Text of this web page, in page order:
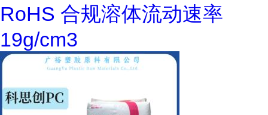
RoHS 合规溶体流动速率
19g/cm3